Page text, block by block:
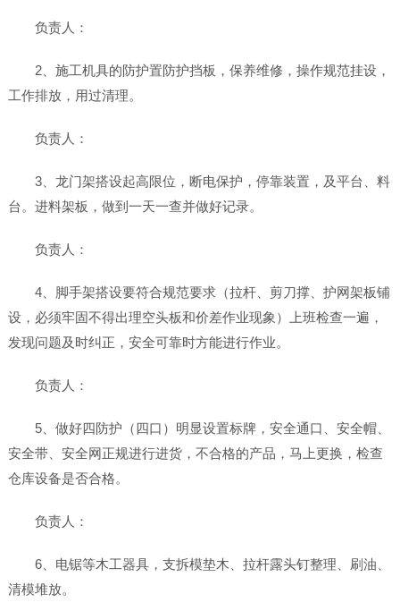
负责人：
2、施工机具的防护置防护挡板，保养维修，操作规范挂设，
工作排放，用过清理。
负责人：
3、龙门架搭设起高限位，断电保护，停靠装置，及平台、料
台。进料架板，做到一天一查并做好记录。
负责人：
4、脚手架搭设要符合规范要求（拉杆、剪刀撑、护网架板铺
设，必须牢固不得出理空头板和价差作业现象）上班检查一遍，
发现问题及时纠正，安全可靠时方能进行作业。
负责人：
5、做好四防护（四口）明显设置标牌，安全通口、安全帽、
安全带、安全网正规进行进货，不合格的产品，马上更换，检查
仓库设备是否合格。
负责人：
6、电锯等木工器具，支拆模垫木、拉杆露头钉整理、刷油、
清模堆放。